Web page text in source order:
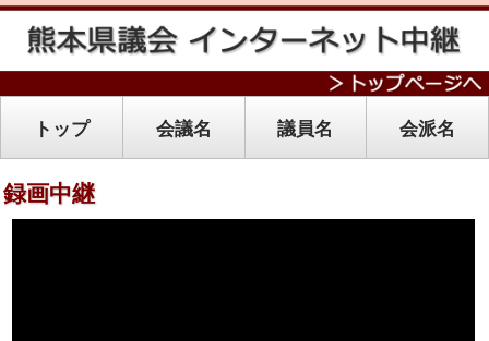
トップ 会議名 議員名 会派名
録画中継